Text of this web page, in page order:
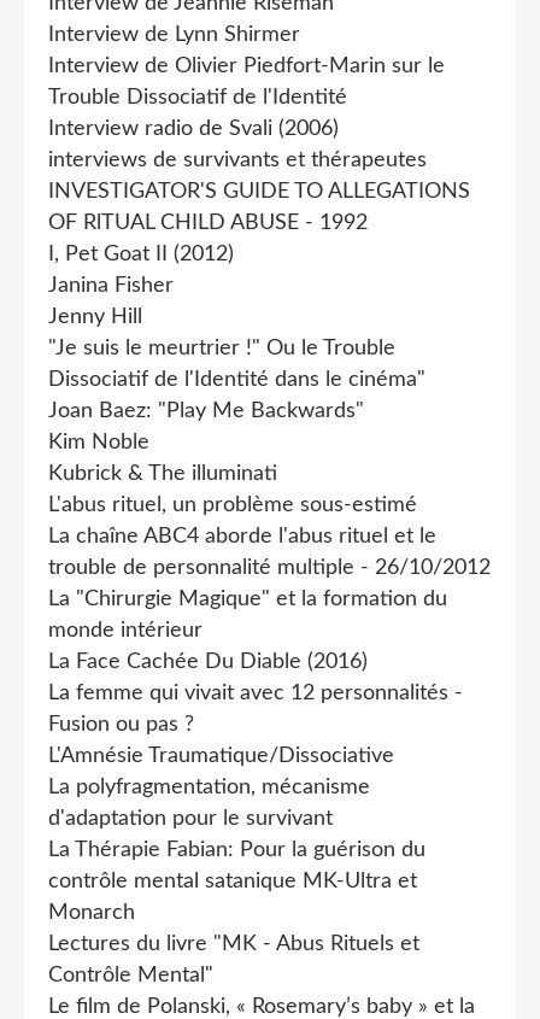
Interview de Lynn Shirmer
Interview de Olivier Piedfort-Marin sur le
Trouble Dissociatif de l'Identité
Interview radio de Svali (2006)
interviews de survivants et thérapeutes
INVESTIGATOR'S GUIDE TO ALLEGATIONS
OF RlTUAL CHILD ABUSE - 1992
I, Pet Goat II (2012)
Janina Fisher
Jenny Hill
"Je suis le meurtrier !" Ou le Trouble
Dissociatif de l'Identité dans le cinéma"
Joan Baez: "Play Me Backwards"
Kim Noble
Kubrick & The illuminati
L'abus rituel, un problème sous-estimé
La chaîne ABC4 aborde l'abus rituel et le
trouble de personnalité multiple - 26/10/2012
La "Chirurgie Magique" et la formation du
monde intérieur
La Face Cachée Du Diable (2016)
La femme qui vivait avec 12 personnalités -
Fusion ou pas ?
L'Amnésie Traumatique/Dissociative
La polyfragmentation, mécanisme
d'adaptation pour le survivant
La Thérapie Fabian: Pour la guérison du
contrôle mental satanique MK-Ultra et
Monarch
Lectures du livre "MK - Abus Rituels et
Contrôle Mental"
Le film de Polanski, « Rosemary’s baby » et la